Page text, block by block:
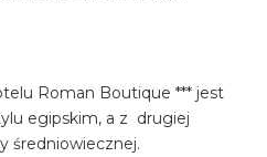
Roman Boutique *** jest
egipskim, a z drugiej
średniowiecznej.